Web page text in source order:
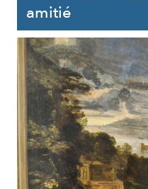
amitié